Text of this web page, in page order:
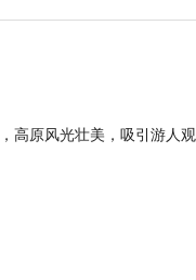
高原风光壮美，吸引游人观